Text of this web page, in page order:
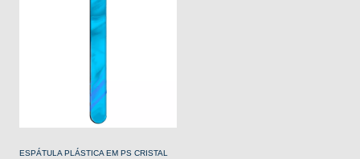
ESPÁTULA PLÁSTICA EM PS CRISTAL